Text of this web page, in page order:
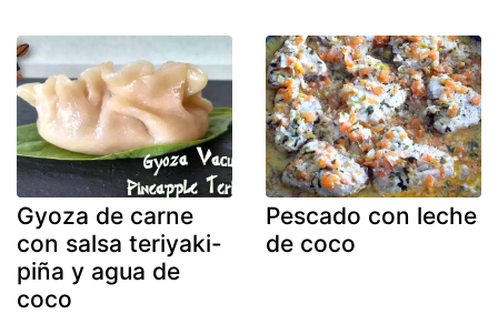
Gyoza de carne
con salsa teriyaki-
piña y agua de
coco
Pescado con leche
de coco